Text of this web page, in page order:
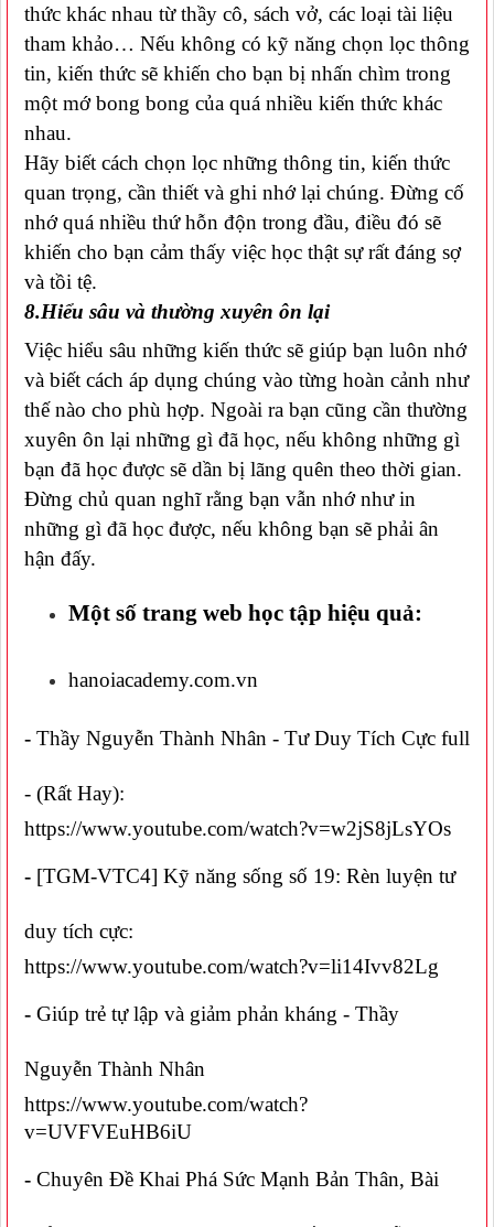
thức khác nhau từ thầy cô, sách vở, các loại tài liệu
tham khảo… Nếu không có kỹ năng chọn lọc thông
tin, kiến thức sẽ khiến cho bạn bị nhấn chìm trong
một mớ bong bong của quá nhiều kiến thức khác
nhau.
Hãy biết cách chọn lọc những thông tin, kiến thức
quan trọng, cần thiết và ghi nhớ lại chúng. Đừng cố
nhớ quá nhiều thứ hỗn độn trong đầu, điều đó sẽ
khiến cho bạn cảm thấy việc học thật sự rất đáng sợ
và tồi tệ.
8.Hiểu sâu và thường xuyên ôn lại
Việc hiểu sâu những kiến thức sẽ giúp bạn luôn nhớ
và biết cách áp dụng chúng vào từng hoàn cảnh như
thế nào cho phù hợp. Ngoài ra bạn cũng cần thường
xuyên ôn lại những gì đã học, nếu không những gì
bạn đã học được sẽ dần bị lãng quên theo thời gian.
Đừng chủ quan nghĩ rằng bạn vẫn nhớ như in
những gì đã học được, nếu không bạn sẽ phải ân
hận đấy.
Một số trang web học tập hiệu quả:
hanoiacademy.com.vn
- Thầy Nguyễn Thành Nhân - Tư Duy Tích Cực full
- (Rất Hay):
https://www.youtube.com/watch?v=w2jS8jLsYOs
- [TGM-VTC4] Kỹ năng sống số 19: Rèn luyện tư
duy tích cực:
https://www.youtube.com/watch?v=li14Ivv82Lg
- Giúp trẻ tự lập và giảm phản kháng - Thầy
Nguyễn Thành Nhân
https://www.youtube.com/watch?
v=UVFVEuHB6iU
- Chuyên Đề Khai Phá Sức Mạnh Bản Thân, Bài